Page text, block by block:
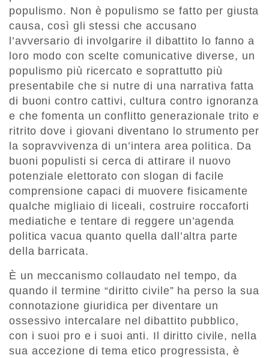
populismo. Non è populismo se fatto per giusta
causa, così gli stessi che accusano
l’avversario di involgarire il dibattito lo fanno a
loro modo con scelte comunicative diverse, un
populismo più ricercato e soprattutto più
presentabile che si nutre di una narrativa fatta
di buoni contro cattivi, cultura contro ignoranza
e che fomenta un conflitto generazionale trito e
ritrito dove i giovani diventano lo strumento per
la sopravvivenza di un’intera area politica. Da
buoni populisti si cerca di attirare il nuovo
potenziale elettorato con slogan di facile
comprensione capaci di muovere fisicamente
qualche migliaio di liceali, costruire roccaforti
mediatiche e tentare di reggere un’agenda
politica vacua quanto quella dall’altra parte
della barricata.
È un meccanismo collaudato nel tempo, da
quando il termine “diritto civile” ha perso la sua
connotazione giuridica per diventare un
ossessivo intercalare nel dibattito pubblico,
con i suoi pro e i suoi anti. Il diritto civile, nella
sua accezione di tema etico progressista, è